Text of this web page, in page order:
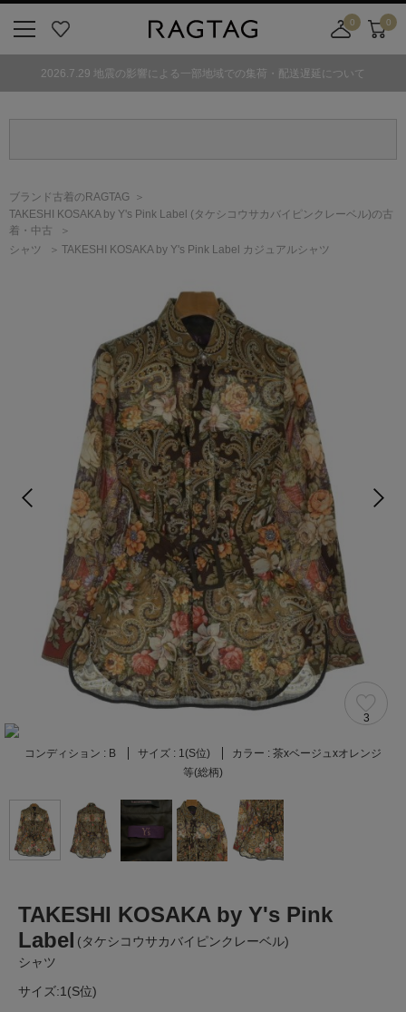
気
0
舗
カ
0
2026.7.29 地震の影響による一部地域での集荷・配送遅延について
ブランド古着のRAGTAG
TAKESHI KOSAKA by Y's Pink Label (タケシコウサカバイピンクレーベル)の古
着・中古
シャツ
TAKESHI KOSAKA by Y's Pink Label カジュアルシャツ
3
コンディション : B サイズ : 1(S位) カラー : 茶xベージュxオレンジ
等(総柄)
TAKESHI KOSAKA by Y's Pink
Label (タケシコウサカバイピンクレーベル)
シャツ
サイズ:1(S位)